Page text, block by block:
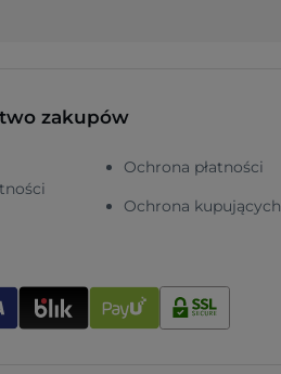
zakupów
Ochrona płatności
Ochrona kupujących